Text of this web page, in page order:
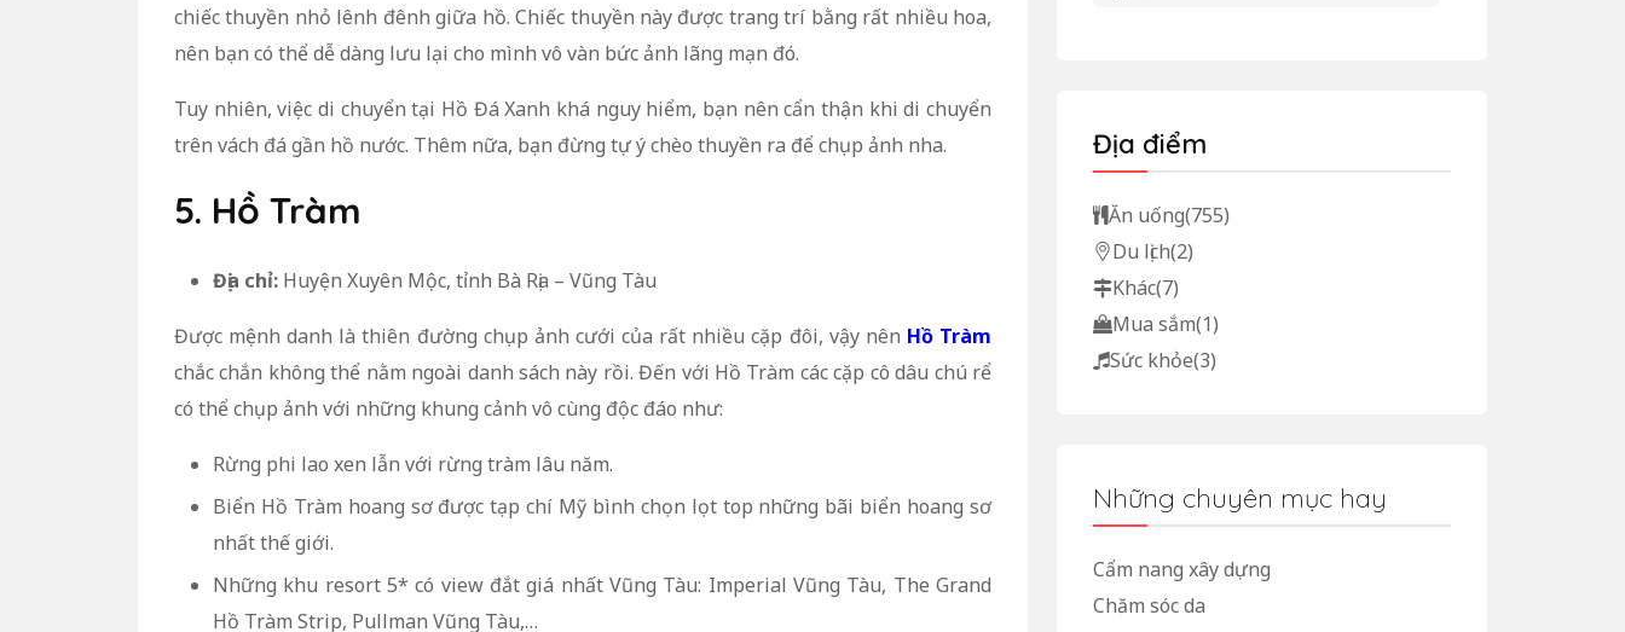
chiếc thuyền nhỏ lênh đênh giữa hồ. Chiếc thuyền này được trang trí bằng rất nhiều hoa,
nên bạn có thể dễ dàng lưu lại cho mình vô vàn bức ảnh lãng mạn đó.
Tuy nhiên, việc di chuyển tại Hồ Đá Xanh khá nguy hiểm, bạn nên cẩn thận khi di chuyển
trên vách đá gần hồ nước. Thêm nữa, bạn đừng tự ý chèo thuyền ra để chụp ảnh nha.
5. Hồ Tràm
Địa chỉ: Huyện Xuyên Mộc, tỉnh Bà Rịa – Vũng Tàu
Được mệnh danh là thiên đường chụp ảnh cưới của rất nhiều cặp đôi, vậy nên Hồ Tràm
chắc chắn không thể nằm ngoài danh sách này rồi. Đến với Hồ Tràm các cặp cô dâu chú rể
có thể chụp ảnh với những khung cảnh vô cùng độc đáo như:
Rừng phi lao xen lẫn với rừng tràm lâu năm.
Biển Hồ Tràm hoang sơ được tạp chí Mỹ bình chọn lọt top những bãi biển hoang sơ
nhất thế giới.
Những khu resort 5* có view đắt giá nhất Vũng Tàu: Imperial Vũng Tàu, The Grand
Hồ Tràm Strip, Pullman Vũng Tàu,…
Địa điểm
Ăn uống(755)
Du lịch(2)
Khác(7)
Mua sắm(1)
Sức khỏe(3)
Những chuyên mục hay
Cẩm nang xây dựng
Chăm sóc da